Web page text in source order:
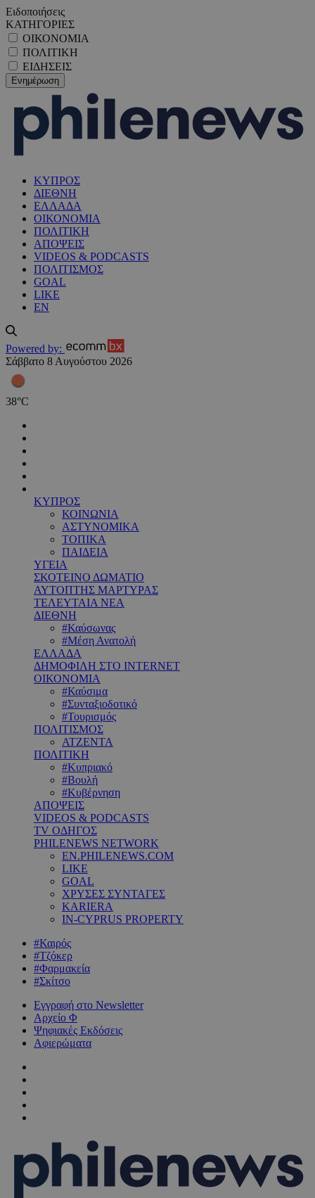
Ειδοποιήσεις
ΚΑΤΗΓΟΡΙΕΣ
ΟΙΚΟΝΟΜΙΑ
ΠΟΛΙΤΙΚΗ
ΕΙΔΗΣΕΙΣ
ΚΥΠΡΟΣ
ΔΙΕΘΝΗ
ΕΛΛΑΔΑ
ΟΙΚΟΝΟΜΙΑ
ΠΟΛΙΤΙΚΗ
ΑΠΟΨΕΙΣ
VIDEOS & PODCASTS
ΠΟΛΙΤΙΣΜΟΣ
GOAL
LIKE
EN
Powered by:
Σάββατο 8 Αυγούστου 2026
38°C
ΚΥΠΡΟΣ
ΚΟΙΝΩΝΙΑ
ΑΣΤΥΝΟΜΙΚΑ
ΤΟΠΙΚΑ
ΠΑΙΔΕΙΑ
ΥΓΕΙΑ
ΣΚΟΤΕΙΝΟ ΔΩΜΑΤΙΟ
ΑΥΤΟΠΤΗΣ ΜΑΡΤΥΡΑΣ
ΤΕΛΕΥΤΑΙΑ ΝΕΑ
ΔΙΕΘΝΗ
#Καύσωνας
#Μέση Ανατολή
ΕΛΛΑΔΑ
ΔΗΜΟΦΙΛΗ ΣΤΟ INTERNET
ΟΙΚΟΝΟΜΙΑ
#Καύσιμα
#Συνταξιοδοτικό
#Τουρισμός
ΠΟΛΙΤΙΣΜΟΣ
ΑΤΖΕΝΤΑ
ΠΟΛΙΤΙΚΗ
#Κυπριακό
#Βουλή
#Κυβέρνηση
ΑΠΟΨΕΙΣ
VIDEOS & PODCASTS
TV ΟΔΗΓΟΣ
PHILENEWS NETWORK
EN.PHILENEWS.COM
LIKE
GOAL
ΧΡΥΣΕΣ ΣΥΝΤΑΓΕΣ
KARIERA
IN-CYPRUS PROPERTY
#Καιρός
#Τζόκερ
#Φαρμακεία
#Σκίτσο
Εγγραφή στο Newsletter
Αρχείο Φ
Ψηφιακές Εκδόσεις
Αφιερώματα